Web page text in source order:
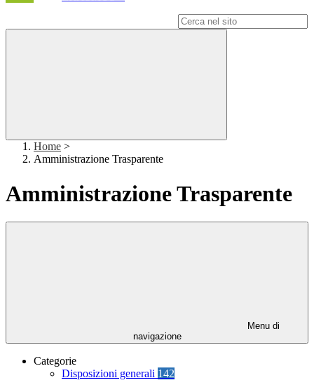
Home >
Amministrazione Trasparente
Amministrazione Trasparente
Menu di
navigazione
Categorie
Disposizioni generali 142